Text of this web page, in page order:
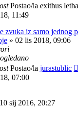
Postao/la exithus
11:49
zvuka iz samo jednog
» 02 lis 2018, 09:06
Postao/la jurastublic
07:00
10 sij 2016, 20:27